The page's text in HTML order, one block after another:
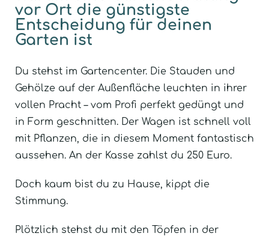
vor Ort die günstigste
Entscheidung für deinen
Garten ist
Du stehst im Gartencenter. Die Stauden und
Gehölze auf der Außenfläche leuchten in ihrer
vollen Pracht – vom Profi perfekt gedüngt und
in Form geschnitten. Der Wagen ist schnell voll
mit Pflanzen, die in diesem Moment fantastisch
aussehen. An der Kasse zahlst du 250 Euro.
Doch kaum bist du zu Hause, kippt die
Stimmung.
Plötzlich stehst du mit den Töpfen in der